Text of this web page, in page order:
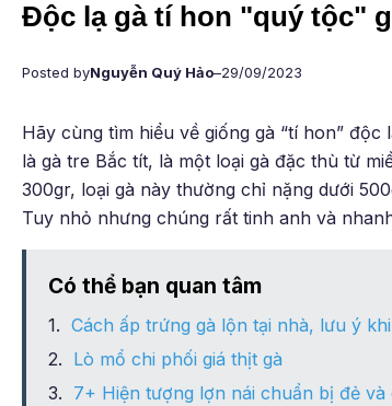
Độc lạ gà tí hon "quý tộc"
Posted byNguyễn Quý Hảo–29/09/2023
Hãy cùng tìm hiểu về giống gà “tí hon”
là gà tre Bắc tít, là một loại gà đặc thù từ
300gr, loại gà này thường chỉ nặng dưới
Tuy nhỏ nhưng chúng rất tinh anh và
Có thể bạn quan tâm
Cách ấp trứng gà lộn tại nhà, lưu ý
Lò mổ chi phối giá thịt gà
7+ Hiện tượng lợn nái chuẩn bị đẻ và